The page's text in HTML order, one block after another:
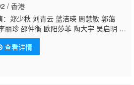
/ 香港
：郑少秋 刘青云 蓝洁瑛 周慧敏 郭蔼
丽珍 邵仲衡 欧阳莎菲 陶大宇 吴启明 刘
杨羚林保怡
查看详情